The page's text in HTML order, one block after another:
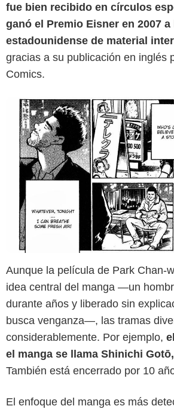
fue bien recibido en círculos
ganó el Premio Eisner en 2007
estadounidense de material
gracias a su publicación en inglés
Comics.
Aunque la película de Park Chan-
idea central del manga —un
durante años y liberado sin
busca venganza—, las tramas
considerablemente. Por ejemplo,
el manga se llama Shinichi
También está encerrado por 10
El enfoque del manga es más
Google